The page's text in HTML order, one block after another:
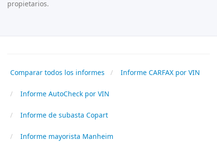
propietarios.
Comparar todos los informes Informe CARFAX por VIN
Informe AutoCheck por VIN
Informe de subasta Copart
Informe mayorista Manheim